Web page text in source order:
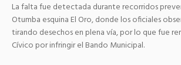
La falta fue detectada durante recorridos
Otumba esquina El Oro, donde los oficiales
tirando desechos en plena vía, por lo que fue
Cívico por infringir el Bando Municipal.